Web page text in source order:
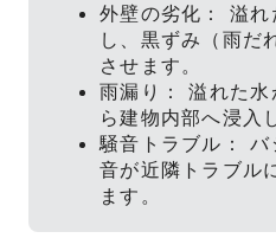
外壁の劣化： 溢
し、黒ずみ（雨だ
させます。
雨漏り： 溢れた
ら建物内部へ浸入
騒音トラブル：
音が近隣トラブル
ます。